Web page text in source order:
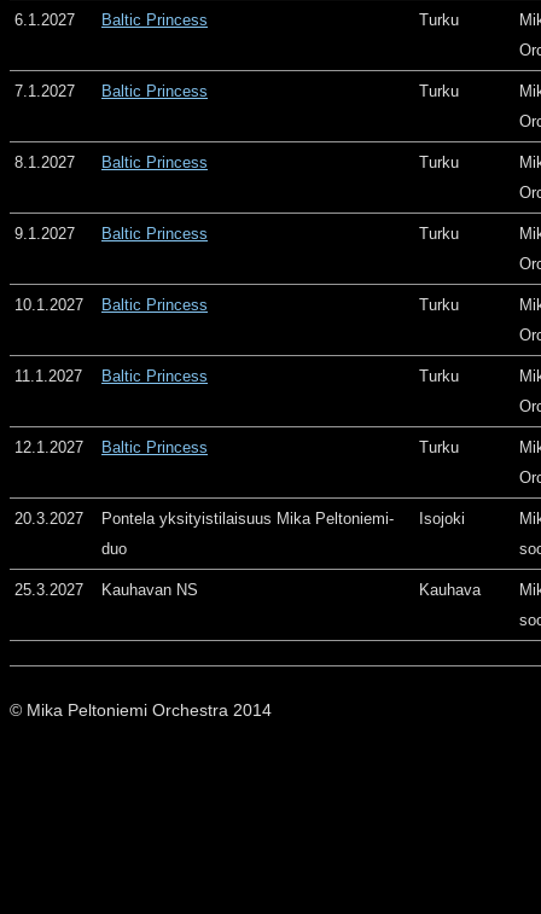
6.1.2027 Baltic Princess Turku
7.1.2027 Baltic Princess Turku
8.1.2027 Baltic Princess Turku
9.1.2027 Baltic Princess Turku
10.1.2027 Baltic Princess Turku
11.1.2027 Baltic Princess Turku
12.1.2027 Baltic Princess Turku
20.3.2027
Pontela yksityistilaisuus Mika Peltoniemi-
duo
Isojoki
25.3.2027 Kauhavan NS Kauhava
© Mika Peltoniemi Orchestra 2014